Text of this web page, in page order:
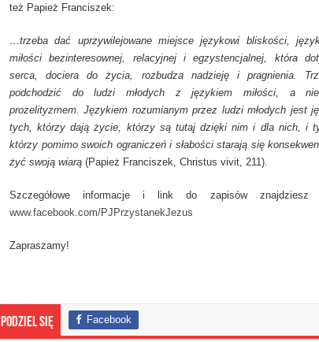
też Papież Franciszek:
…trzeba dać uprzywilejowane miejsce językowi bliskości,
miłości bezinteresownej, relacyjnej i egzystencjalnej, która
serca, dociera do życia, rozbudza nadzieję i pragnienia.
podchodzić do ludzi młodych z językiem miłości, a
prozelityzmem. Językiem rozumianym przez ludzi młodych jest
tych, którzy dają życie, którzy są tutaj dzięki nim i dla nich, i
którzy pomimo swoich ograniczeń i słabości starają się
żyć swoją wiarą (Papież Franciszek, Christus vivit, 211).
Szczegółowe informacje i link do zapisów
www.facebook.com/PJPrzystanekJezus
Zapraszamy!
Podziel się Facebook